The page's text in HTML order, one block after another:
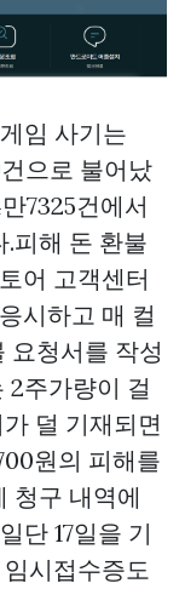
임 사기는
으로 불어났
7325건에서
피해 돈 환불
어 고객센터
시하고 매 컬
요청서를 작성
2주가량이 걸
덜 기재되면
원의 피해를
청구 내역에
단 17일을 기
시접수증도